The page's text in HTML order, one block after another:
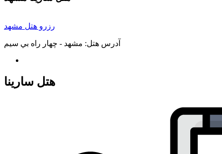
رزرو هتل مشهد
آدرس هتل: مشهد - چهار راه بي سيم
هتل سارینا